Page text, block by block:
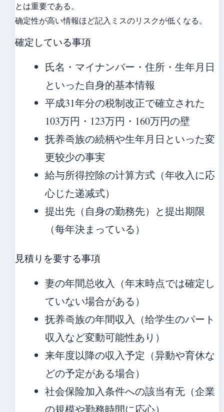
とは重要である。
确定性が高い情報ほど記入ミスのリスクが低くなる。
確定している事項
氏名・マイナンバー・住所・生年月日
といった自身的基本情報
平成31年分の税制改正で確立された
103万円・123万円・160万円の壁
抚养족族の続柄や生年月日といった変
更较少の事実
給与所得控除の计算方式（年收入に応
心じた递减式）
提出先（自身の勤務先）と提出期限
（每年決まっている）
見積りを要する事項
妻の年間总收入（年末時点では確定し
ていない場合がある）
抚养족族の年間収入（给学生のパート
収入など変動可能性あり）
来年度以降の収入予定（异動や育休な
どの予定がある場合）
社会保险加入条件への該当有无（企業
の規模や勤務時間に応心）